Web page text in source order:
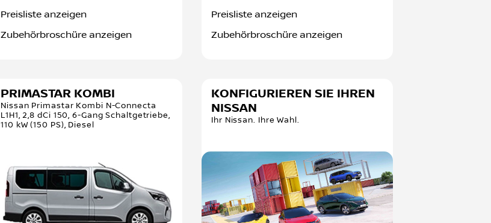
Preisliste anzeigen
Zubehörbroschüre anzeigen
Preisliste anzeigen
Zubehörbroschüre anzeigen
PRIMASTAR KOMBI
Nissan Primastar Kombi N-Connecta
L1H1, 2,8 dCi 150, 6-Gang Schaltgetriebe,
110 kW (150 PS), Diesel
KONFIGURIEREN SIE IHREN
NISSAN
Ihr Nissan. Ihre Wahl.